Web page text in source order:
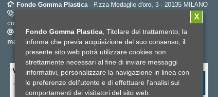
Fondo Gomma Plastica - P.zza Medaglie d'oro, 3 - 20135 MILANO
(dal lunedì al venerdì dalle 9.00 alle 18.00 – orario
continuato) -
info@fondogommaplastica.it
fondogommaplastica@pec-
mail.it
Valuta il sito fondo gomma plastica*
Fondo Gomma Plastica , Titolare del trattamento, la
informa che previa acquisizione del suo consenso, il
presente sito web potrà utilizzare cookies non
strettamente necessari al fine di inviare messaggi
informativi, personalizzare la navigazione in linea con
le preferenze dell’utente e di effettuare l’analisi sui
comportamenti dei visitatori del sito web.
X